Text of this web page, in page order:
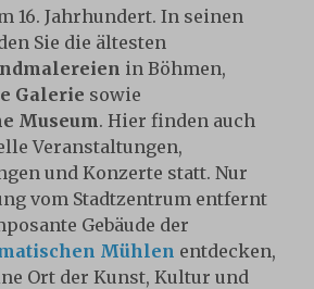
16. Jahrhundert. In seinen
Sie die ältesten
in Böhmen,
Galerie sowie
Museum. Hier finden auch
Veranstaltungen,
und Konzerte statt. Nur
vom Stadtzentrum entfernt
Gebäude der
Mühlen entdecken,
Ort der Kunst, Kultur und